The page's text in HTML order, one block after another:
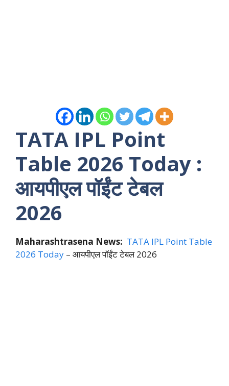
TATA IPL Point
Table 2026 Today :
आयपीएल पॉईंट टेबल
2026
Maharashtrasena News: TATA IPL Point Table
2026 Today – आयपीएल पॉईंट टेबल 2026